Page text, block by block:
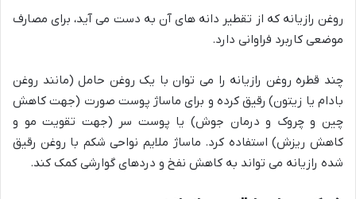
روغن رازیانه که از تقطیر دانه های آن به دست می آید، برای مصارف
موضعی کاربرد فراوانی دارد.
چند قطره روغن رازیانه را می توان با یک روغن حامل (مانند روغن
بادام یا زیتون) رقیق کرده و برای ماساژ پوست صورت (جهت کاهش
چین و چروک و درمان جوش) یا پوست سر (جهت تقویت مو و
کاهش ریزش) استفاده کرد. ماساژ ملایم نواحی شکم با روغن رقیق
شده رازیانه می تواند به کاهش نفخ و دردهای گوارشی کمک کند.